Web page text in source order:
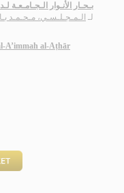
بـحـار الأنـوار الـجـامـعـة
لـ الـمـجـلـسـي، مـحـمـد
A’immah al-Aṭhār